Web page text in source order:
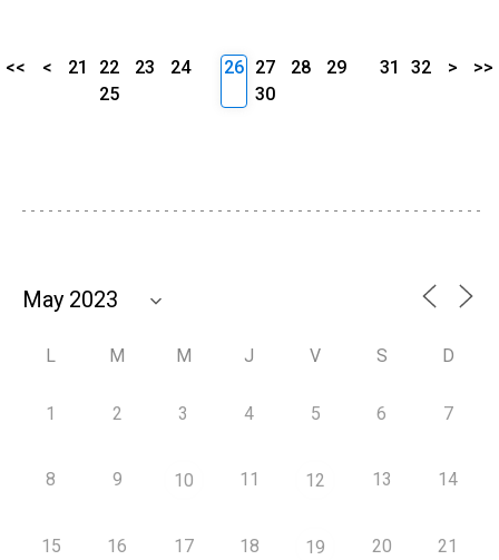
<< < 21 22 23
24
25
26 27 28
29
30
31 32 > >>
L M M J V S D
1 2 3 4 5 6 7
8 9 10 11 12 13 14
15 16 17 18 19 20 21